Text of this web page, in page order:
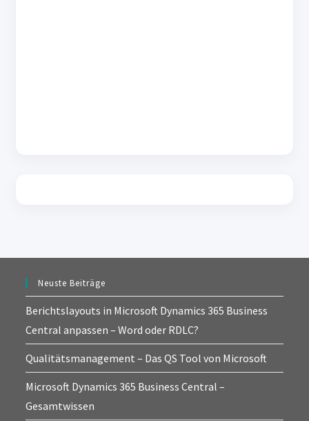
Neuste Beiträge
Berichtslayouts in Microsoft Dynamics 365 Business
Central anpassen – Word oder RDLC?
Qualitätsmanagement – Das QS Tool von Microsoft
Microsoft Dynamics 365 Business Central –
Gesamtwissen